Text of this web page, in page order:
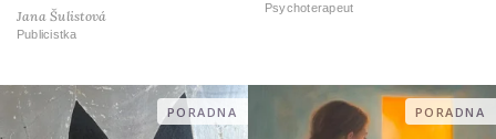
Jana Šulistová
Publicistka
Psychoterapeut
PORADNA PORADNA